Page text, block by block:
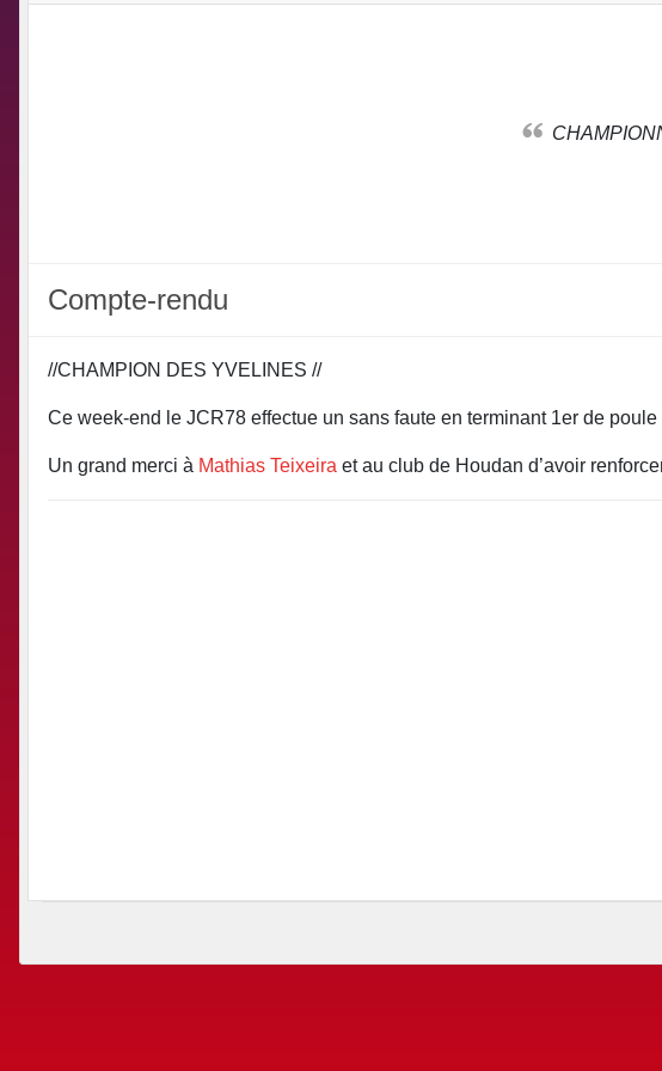
Compte-rendu
//CHAMPION DES YVELINES //
Ce week-end le JCR78 effectue un sans faute en terminant 1er de
Un grand merci à Mathias Teixeira et au club de Houdan d’avoir